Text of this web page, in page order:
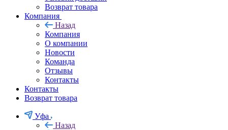
Возврат товара
Компания
Назад
Компания
О компании
Новости
Команда
Отзывы
Контакты
Контакты
Возврат товара
Уфа
Назад